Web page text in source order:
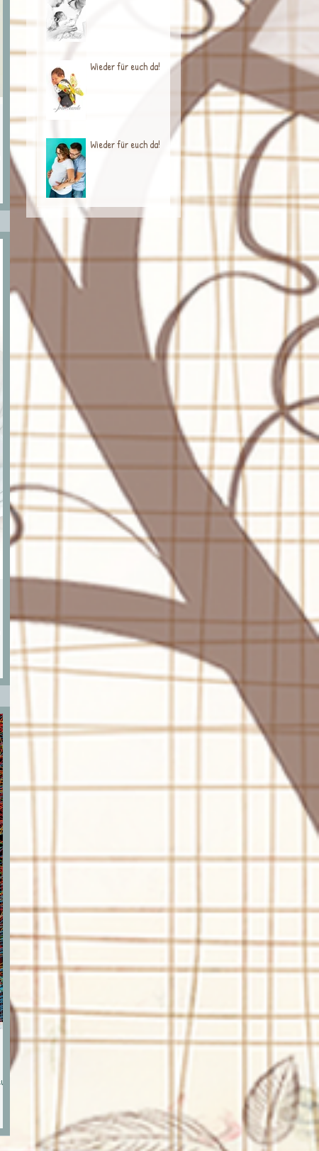
Wieder für euch da!
Wieder für euch da!